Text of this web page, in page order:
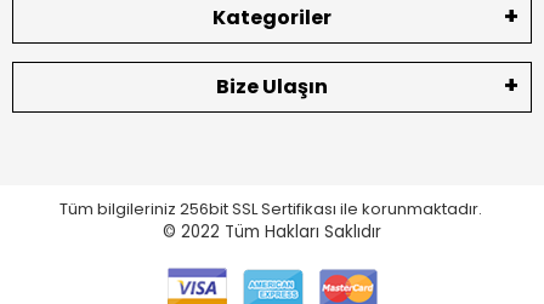
Kategoriler
Bize Ulaşın
Tüm bilgileriniz 256bit SSL Sertifikası ile korunmaktadır.
© 2022 Tüm Hakları Saklıdır